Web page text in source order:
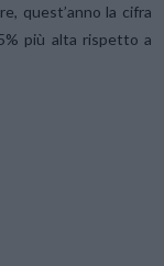
quest’anno la cifra
più alta rispetto a